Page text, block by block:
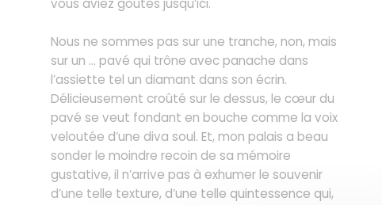
vous aviez goûtés jusqu’ici.
Nous ne sommes pas sur une tranche, non, mais
sur un … pavé qui trône avec panache dans
l’assiette tel un diamant dans son écrin.
Délicieusement croûté sur le dessus, le cœur du
pavé se veut fondant en bouche comme la voix
veloutée d’une diva soul. Et, mon palais a beau
sonder le moindre recoin de sa mémoire
gustative, il n’arrive pas à exhumer le souvenir
d’une telle texture, d’une telle quintessence qui,